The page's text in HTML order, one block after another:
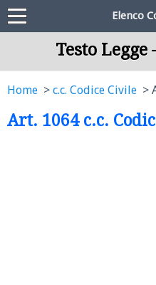
Elenco
Testo
Home c.c. Codice Civile
Art. 1064 c.c.